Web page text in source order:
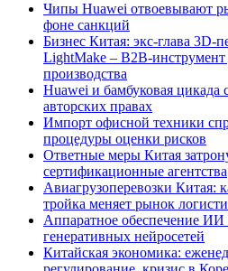
Чипы Huawei отвоевывают
фоне санкций
Бизнес Китая: экс-глава 3D-
LightMake – B2B-инструмент
производства
Huawei и бамбуковая цикада
авторских правах
Импорт офисной техники
процедуры оценки рисков
Ответные меры Китая
сертификационные агентства
Авиагрузоперевозки Китая:
тройка меняет рынок
Аппаратное обеспечение
генеративных нейросетей
Китайская экономика: